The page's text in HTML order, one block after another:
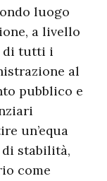
luogo
a livello
di tutti i
al
pubblico e
un’equa
stabilità,
come